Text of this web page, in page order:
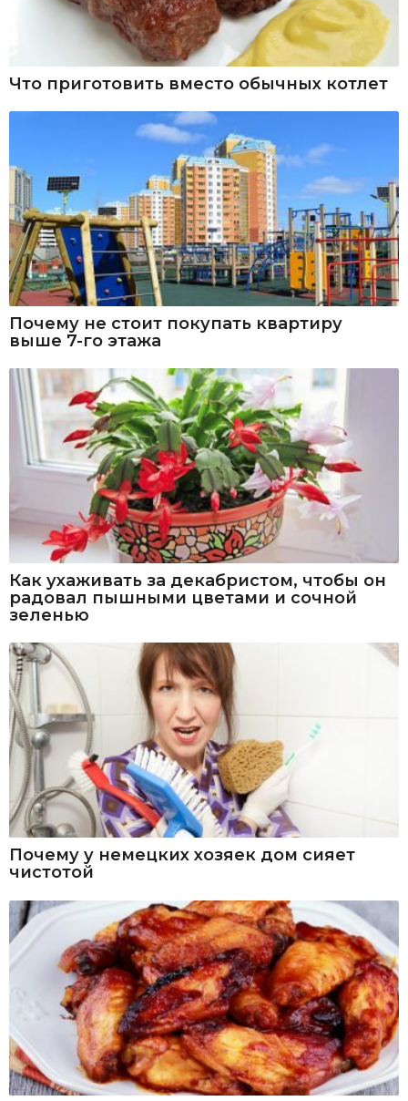
Что приготовить вместо обычных котлет
Почему не стоит покупать квартиру
выше 7-го этажа
Как ухаживать за декабристом, чтобы он
радовал пышными цветами и сочной
зеленью
Почему у немецких хозяек дом сияет
чистотой